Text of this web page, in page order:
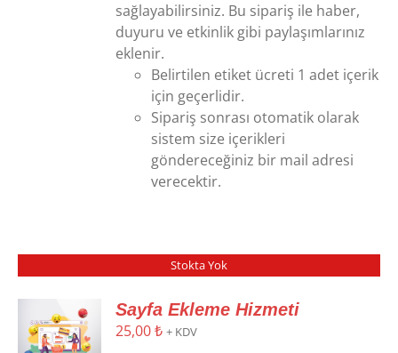
sağlayabilirsiniz. Bu sipariş ile haber,
duyuru ve etkinlik gibi paylaşımlarınız
eklenir.
Belirtilen etiket ücreti 1 adet içerik
için geçerlidir.
Sipariş sonrası otomatik olarak
sistem size içerikleri
göndereceğiniz bir mail adresi
verecektir.
Stokta Yok
Sayfa Ekleme Hizmeti
25,00₺ + KDV